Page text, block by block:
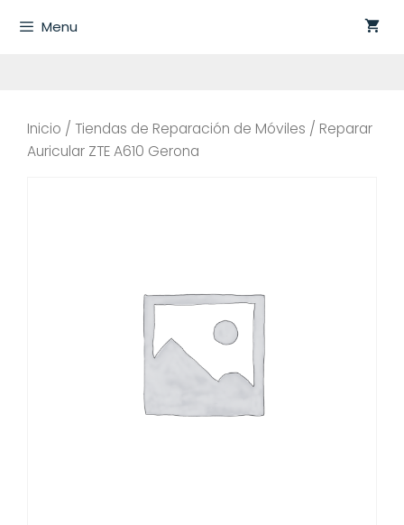
Menu
Inicio / Tiendas de Reparación de Móviles / Reparar
Auricular ZTE A610 Gerona